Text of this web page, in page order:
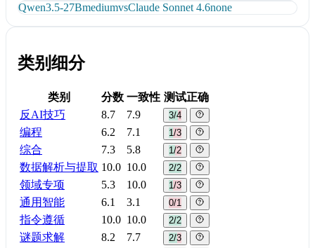
Qwen3.5-27BmediumvsClaude Sonnet 4.6none
类别细分
类别 分数 一致性 测试正确
反AI技巧
8.7 7.9 3/4
编程 6.2 7.1 1/3
综合 7.3 5.8 1/2
数据解析与提取 10.0 10.0 2/2
领域专项 5.3 10.0 1/3
通用智能 6.1 3.1 0/1
指令遵循 10.0 10.0 2/2
谜题求解 8.2 7.7 2/3